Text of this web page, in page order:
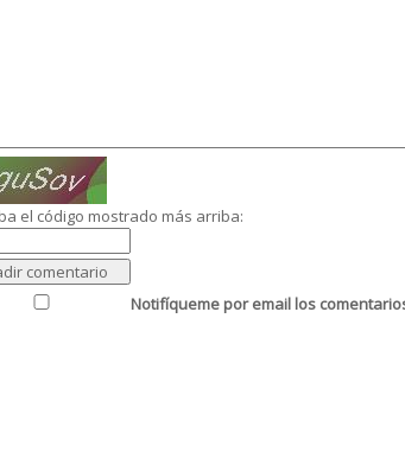
el código mostrado más arriba:
Notifíqueme por email los